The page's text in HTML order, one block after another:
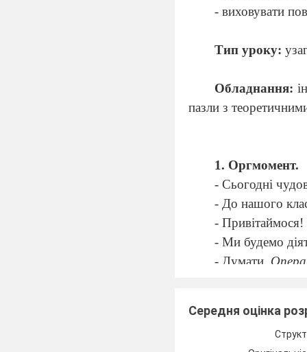
- виховувати
Тип уроку:
Обладнання:
пазли з
1. Оргмомент.
- Сьогодні
- До нашого
- Привітаймося!
- Ми будемо
- Думати.
2. Перевірка
- Щоб гарно
Середня оцінка